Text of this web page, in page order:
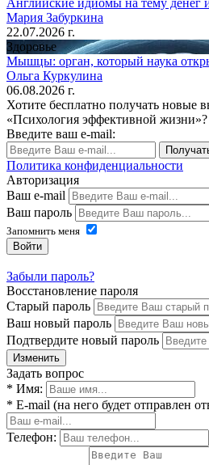
Мария Забуркина
22.07.2026 г.
Здоровье
Мышцы: орган, который наука
Ольга Куркулина
06.08.2026 г.
Хотите бесплатно получать новые
«Психология эффективной жизни»?
Введите ваш e-mail:
Политика конфиденциальности
Авторизация
Ваш e-mail
Ваш пароль
Запомнить меня
Войти
Забыли пароль?
Восстановление пароля
Старый пароль
Ваш новый пароль
Подтвердите новый пароль
Изменить
Задать вопрос
* Имя:
* E-mail (на него будет отправлен
Телефон: